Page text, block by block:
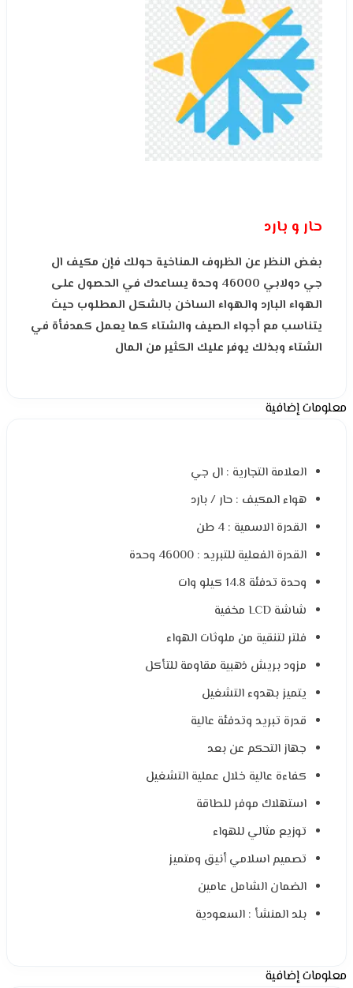
حار و بارد
بغض النظر عن الظروف المناخية حولك فإن مكيف ال
جي دولابي 46000 وحدة يساعدك في الحصول على
الهواء البارد والهواء الساخن بالشكل المطلوب حيث
يتناسب مع أجواء الصيف والشتاء كما يعمل كمدفأة في
الشتاء وبذلك يوفر عليك الكثير من المال
معلومات إضافية
العلامة التجارية : ال جي
هواء المكيف : حار / بارد
القدرة الاسمية : 4 طن
القدرة الفعلية للتبريد : 46000 وحدة
وحدة تدفئة 14.8 كيلو وات
شاشة LCD مخفية
فلتر لتنقية من ملوثات الهواء
مزود بريش ذهبية مقاومة للتأكل
يتميز بهدوء التشغيل
قدرة تبريد وتدفئة عالية
جهاز التحكم عن بعد
كفاءة عالية خلال عملية التشغيل
استهلاك موفر للطاقة
توزيع مثالي للهواء
تصميم اسلامي أنيق ومتميز
الضمان الشامل عامين
بلد المنشأ : السعودية
معلومات إضافية